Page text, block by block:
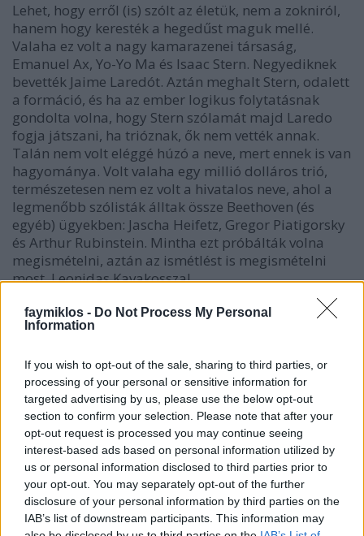
faymiklos - Do Not Process My Personal
Information
If you wish to opt-out of the sale, sharing to third parties, or
processing of your personal or sensitive information for
targeted advertising by us, please use the below opt-out
section to confirm your selection. Please note that after your
opt-out request is processed you may continue seeing
interest-based ads based on personal information utilized by
us or personal information disclosed to third parties prior to
your opt-out. You may separately opt-out of the further
disclosure of your personal information by third parties on the
IAB’s list of downstream participants. This information may
Lehet, hogy erről (is) szólt az életük, nem a zokniról,
hanem hogy keresték a hegedűst maguk mellé.
Valaha ez volt a nagy kamarazenei társaság,
Emanuel Ax, Yo-Yo Ma és Isaac Stern. Negyediknek
bevették Jaime Laredót. Aztán meghalt Stern, odalett
a formáció, és ha az ember logikus folytatásnak
gondolta volna, hogy Stern szólamát majd Laredo
fogja játszani, ha trióznak, ők nem vették annak.
Talán nem volt eléggé húzó a neve, mert ennek is van
hagyománya. Volt valaha egy millió dolláros trió,
természetesen nem ez volt a hivatalos neve, ahol a
legmenőbb szólisták álltak össze Beethoven (és
egyéb) ügyekben: Jascha Heifetz, Gregor Piatigorsky
és Arthur Rubinstein. Mintha ezt próbálták volna
megismételni, aztán az ismétlést is megismételni
most, Leonidas Kavakosszal.
Megvan a hegedűs. És megvan rendületlenül
Nemcsak triókat játszanak, de szimfóniákat is. Az
első lemezükön az Ötödiket és a Másodikat, most, az
új CD-n a Pastoralét.
Beethoven átiratban nem képtelenség, Liszt az
összes szimfóniát átdolgozta zongorára (a
Kilencediket két zongorára), többek között azért is,
mert a szimfonikus koncert nem volt annyira gyakori
az emberek életében, mint ma. Lemez meg
egyáltalán nem volt, ha valaki hallás alapján akarta